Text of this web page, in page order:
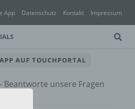
App Datenschutz Kontakt Impressum
AUF TOUCHPORTAL
Beantworte unsere Fragen